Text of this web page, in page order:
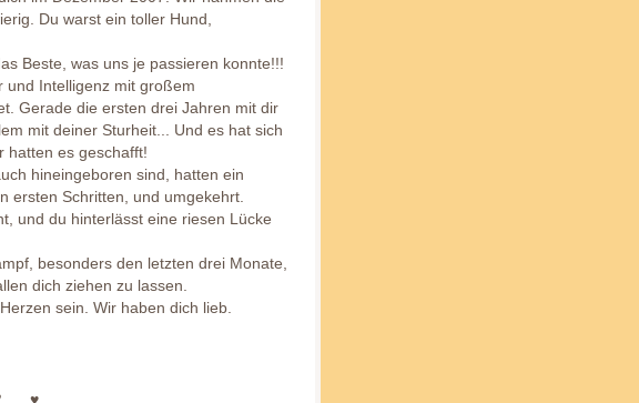
Du warst ein toller Hund,
Beste, was uns je passieren konnte!!!
und Intelligenz mit großem
Gerade die ersten drei Jahren mit dir
mit deiner Sturheit... Und es hat sich
hatten es geschafft!
hineingeboren sind, hatten ein
ersten Schritten, und umgekehrt.
und du hinterlässt eine riesen Lücke
besonders den letzten drei Monate,
dich ziehen zu lassen.
sein. Wir haben dich lieb.